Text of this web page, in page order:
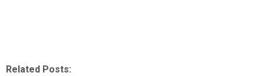
Related Posts: